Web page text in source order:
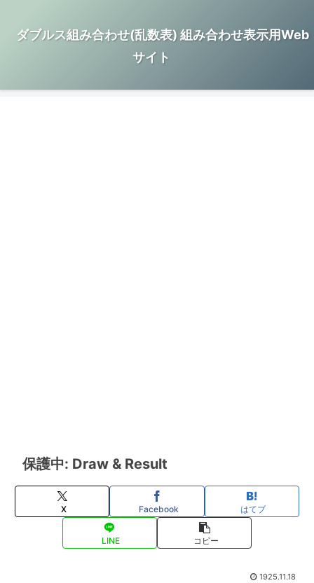
ダブルス組み合わせ(乱数表) 組み合わせ表示用Web
サイト
保護中: Draw & Result
X Facebook はてブ
LINE コピー
1925.11.18